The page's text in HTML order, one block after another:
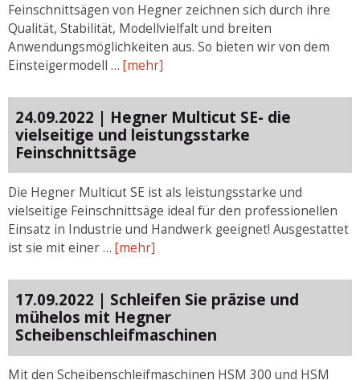
Feinschnittsägen von Hegner zeichnen sich durch ihre
Qualität, Stabilität, Modellvielfalt und breiten
Anwendungsmöglichkeiten aus. So bieten wir von dem
Einsteigermodell … [mehr]
24.09.2022 | Hegner Multicut SE- die
vielseitige und leistungsstarke
Feinschnittsäge
Die Hegner Multicut SE ist als leistungsstarke und
vielseitige Feinschnittsäge ideal für den professionellen
Einsatz in Industrie und Handwerk geeignet! Ausgestattet
ist sie mit einer … [mehr]
17.09.2022 | Schleifen Sie präzise und
mühelos mit Hegner
Scheibenschleifmaschinen
Mit den Scheibenschleifmaschinen HSM 300 und HSM